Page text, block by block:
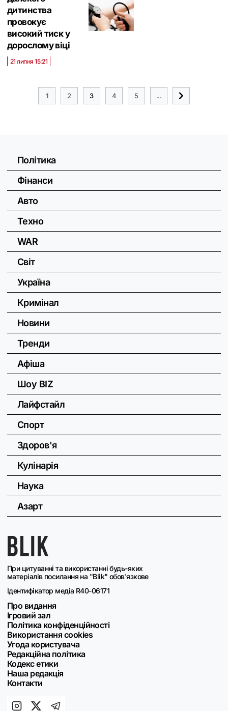
дитинства
провокує
високий тиск у
дорослому віці
21 липня 15:21
1 2 3 4 5 ...
При цитуванні та використанні будь-яких
матеріалів посилання на "Blik" обов'язкове
Ідентифікатор медіа R40-06171
Про видання
Ігровий зал
Політика конфіденційності
Використання cookies
Угода користувача
Редакційна політика
Кодекс етики
Наша редакція
Контакти
Політика
Фінанси
Авто
Техно
WAR
Світ
Україна
Кримінал
Новини
Тренди
Афіша
Шоу BIZ
Лайфстайл
Спорт
Здоров'я
Кулінарія
Наука
Азарт